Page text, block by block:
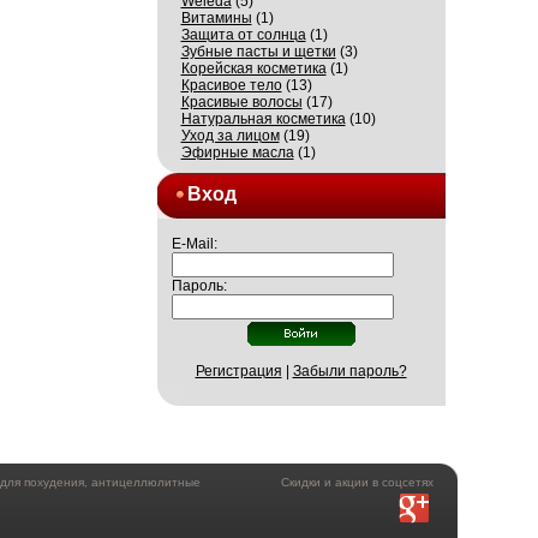
Витамины (1)
Защита от солнца(1)
Зубные пасты и щетки (3)
Корейская косметика(1)
Красивое тело(13)
Красивые волосы (17)
Натуральная косметика(10)
Уход за лицом(19)
Эфирные масла(1)
Вход
E-Mail:
Пароль:
Регистрация Забыли пароль?
Скидки и акции в соцсетях
похудения, антицеллюлитные